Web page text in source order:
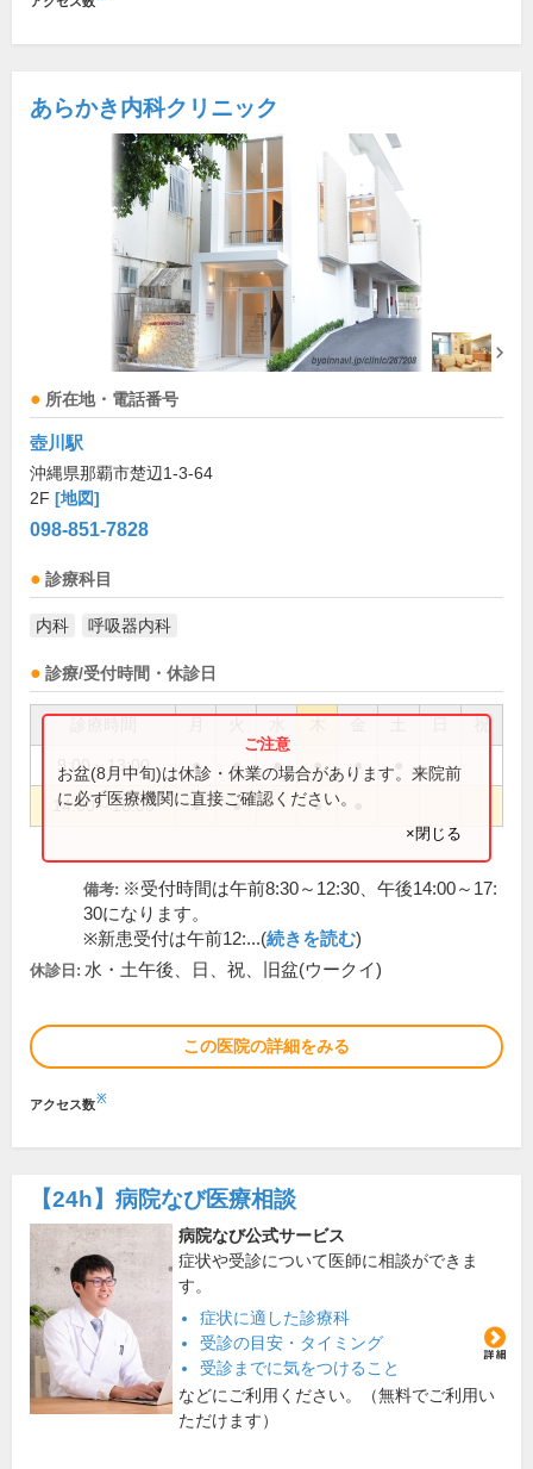
あらかき内科クリニック
所在地・電話番号
壺川駅
沖縄県那覇市楚辺1-3-64
2F [地図]
098-851-7828
診療科目
内科 呼吸器内科
診療/受付時間・休診日
祝
9:00～13:00 ● ● ● ● ●
14:00～18:00 ● ● ●
お盆(8月中旬)は休診・休業の場合があります。来院前
に必ず医療機関に直接ご確認ください。
×閉じる
備考: ※受付時間は午前8:30～12:30、午後14:00～17:
30になります。
※新患受付は午前12:...(続きを読む)
休診日: 水・土午後、日、祝、旧盆(ウークイ)
この医院の詳細をみる
アクセス数※
【24h】 病院なび医療相談
病院なび公式サービス
症状や受診について医師に相談ができま
す。
症状に適した診療科
受診の目安・タイミング
受診までに気をつけること
などにご利用ください。（無料でご利用い
ただけます）